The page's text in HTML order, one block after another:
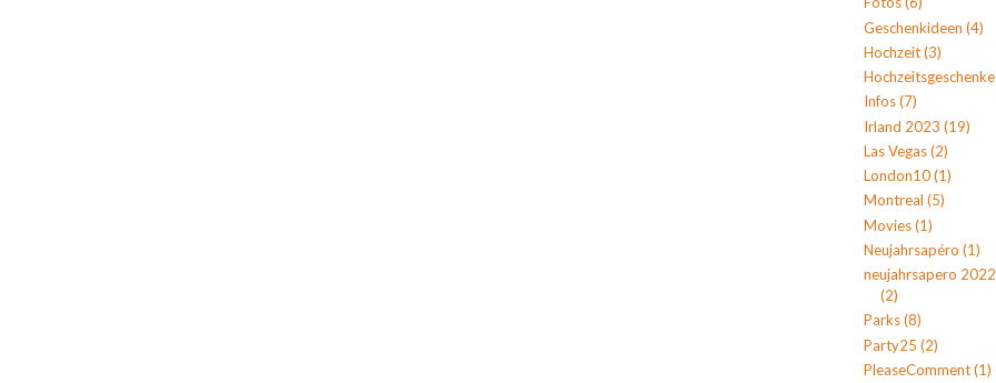
Geschenkideen (4)
Hochzeit(3)
Hochzeitsgeschenke
Infos(7)
Irland 2023 (19)
Las Vegas(2)
London10(1)
Montreal (5)
Movies(1)
Neujahrsapéro (1)
neujahrsapero
(2)
Parks(8)
Party25 (2)
PleaseComment(1)